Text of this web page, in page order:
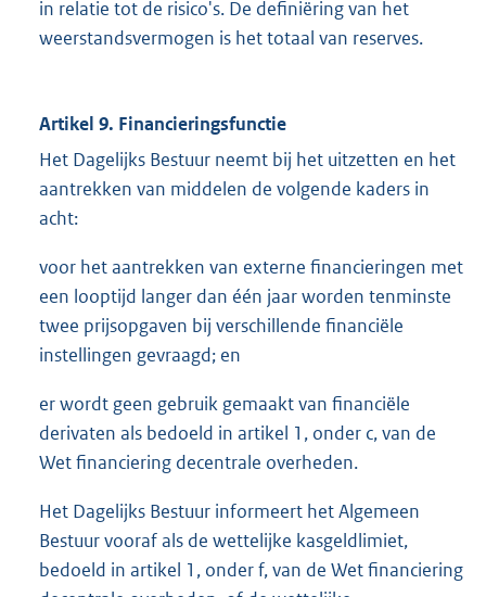
in relatie tot de risico's. De definiëring van het
weerstandsvermogen is het totaal van reserves.
Artikel 9. Financieringsfunctie
Het Dagelijks Bestuur neemt bij het uitzetten en het
aantrekken van middelen de volgende kaders in
acht:
voor het aantrekken van externe financieringen met
een looptijd langer dan één jaar worden tenminste
twee prijsopgaven bij verschillende financiële
instellingen gevraagd; en
er wordt geen gebruik gemaakt van financiële
derivaten als bedoeld in artikel 1, onder c, van de
Wet financiering decentrale overheden.
Het Dagelijks Bestuur informeert het Algemeen
Bestuur vooraf als de wettelijke kasgeldlimiet,
bedoeld in artikel 1, onder f, van de Wet financiering